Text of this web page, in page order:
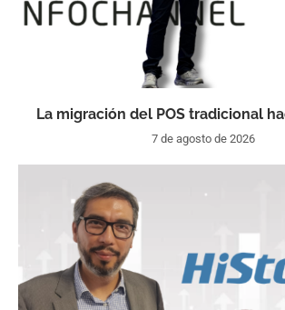
La migración del POS tradicional
7 de agosto de 2026